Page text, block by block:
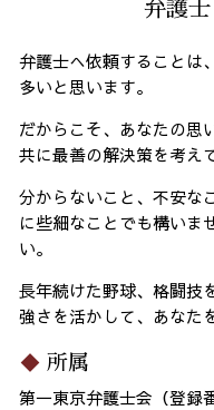
弁護士
弁護士へ依頼することは
多いと思います。
だからこそ、あなたの思
共に最善の解決策を考え
分からないこと、不安な
に些細なことでも構いま
い。
長年続けた野球、格闘技
強さを活かして、あなた
所属
第一東京弁護士会（登録